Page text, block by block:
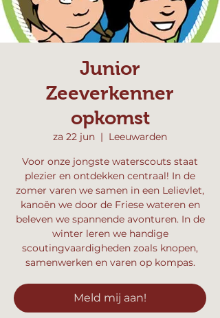
Junior
Zeeverkenner
opkomst
za 22 jun
  |
Leeuwarden
Voor onze jongste waterscouts staat
plezier en ontdekken centraal! In de
zomer varen we samen in een Lelievlet,
kanoën we door de Friese wateren en
beleven we spannende avonturen. In de
winter leren we handige
scoutingvaardigheden zoals knopen,
samenwerken en varen op kompas.
Meld mij aan!